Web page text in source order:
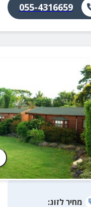
055-4316659
מחירלזוג: